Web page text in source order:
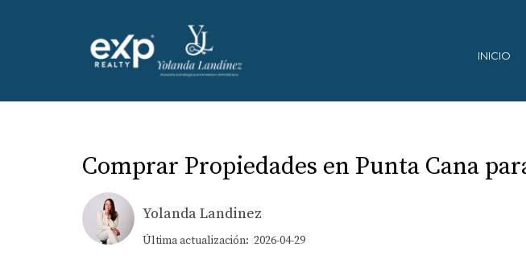
INICIO
Comprar Propiedades en Punta Cana
Yolanda Landinez
Última actualización: 2026-04-29